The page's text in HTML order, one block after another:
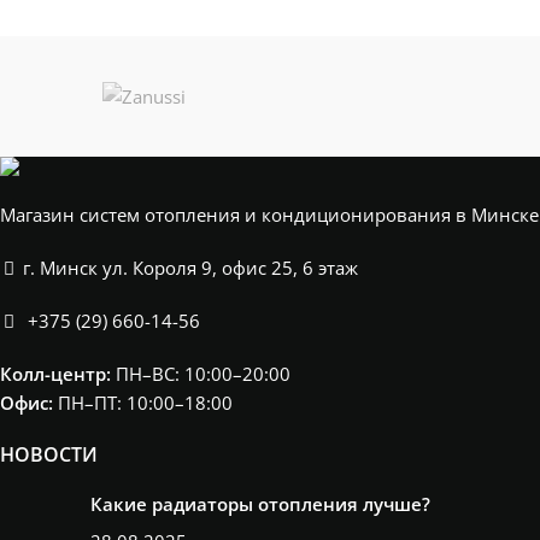
Магазин систем отопления и кондиционирования в Минске
г. Минск ул. Короля 9, офис 25, 6 этаж
+375 (29) 660-14-56
Колл-центр: ПН–ВС: 10:00–20:00​
Офис: ПН–ПТ: 10:00–18:00
НОВОСТИ
Какие радиаторы отопления лучше?